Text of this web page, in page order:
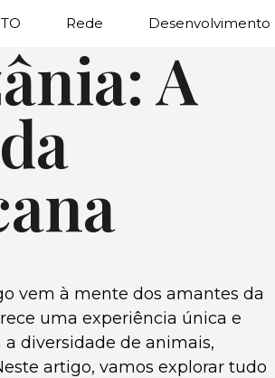
Rede Desenvolvimento
A
vem à mente dos amantes da
uma experiência única e
diversidade de animais,
artigo, vamos explorar tudo